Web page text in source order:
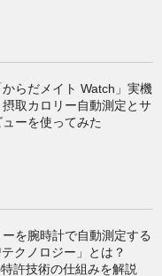
らだメイト Watch」実機
摂取カロリー自動測定とサ
ーを使ってみた
を腕時計で自動測定する
クノロジー」とは？
許技術の仕組みを解説